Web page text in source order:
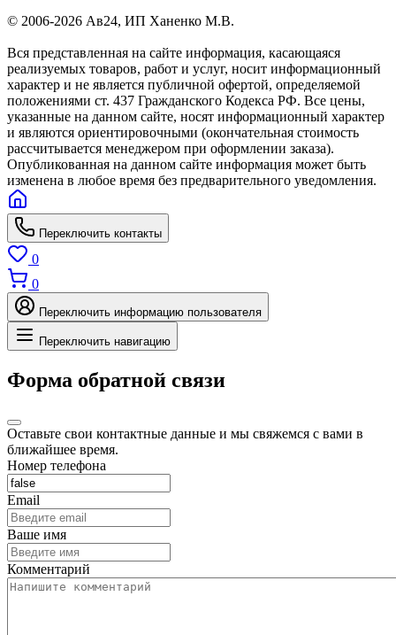
© 2006-2026 Ав24, ИП Ханенко М.В.
Вся представленная на сайте информация, касающаяся
реализуемых товаров, работ и услуг, носит информационный
характер и не является публичной офертой, определяемой
положениями ст. 437 Гражданского Кодекса РФ. Все цены,
указанные на данном сайте, носят информационный характер
и являются ориентировочными (окончательная стоимость
рассчитывается менеджером при оформлении заказа).
Опубликованная на данном сайте информация может быть
изменена в любое время без предварительного уведомления.
Переключить контакты
0
0
Переключить информацию пользователя
Переключить навигацию
Форма обратной связи
Оставьте свои контактные данные и мы свяжемся с вами в
ближайшее время.
Номер телефона
Email
Ваше имя
Комментарий